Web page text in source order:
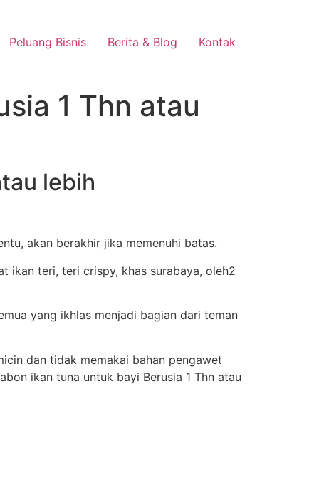
Peluang Bisnis Berita & Blog Kontak
1 Thn atau
lebih
akan berakhir jika memenuhi batas.
yang ikhlas menjadi bagian dari teman
dan tidak memakai bahan pengawet
ikan tuna untuk bayi Berusia 1 Thn atau